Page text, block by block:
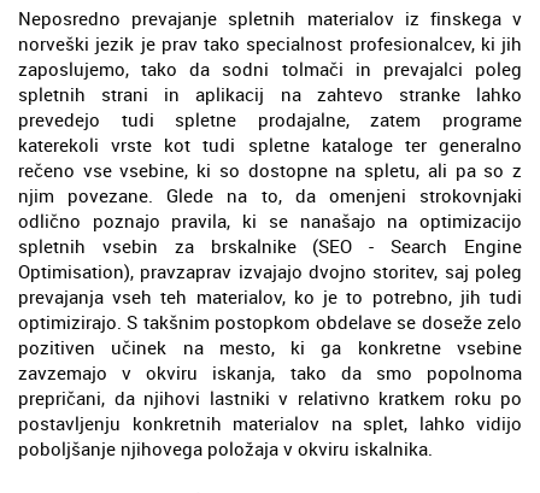
Neposredno prevajanje spletnih materialov iz finskega v
norveški jezik je prav tako specialnost profesionalcev, ki jih
zaposlujemo, tako da sodni tolmači in prevajalci poleg
spletnih strani in aplikacij na zahtevo stranke lahko
prevedejo tudi spletne prodajalne, zatem programe
katerekoli vrste kot tudi spletne kataloge ter generalno
rečeno vse vsebine, ki so dostopne na spletu, ali pa so z
njim povezane. Glede na to, da omenjeni strokovnjaki
odlično poznajo pravila, ki se nanašajo na optimizacijo
spletnih vsebin za brskalnike (SEO - Search Engine
Optimisation), pravzaprav izvajajo dvojno storitev, saj poleg
prevajanja vseh teh materialov, ko je to potrebno, jih tudi
optimizirajo. S takšnim postopkom obdelave se doseže zelo
pozitiven učinek na mesto, ki ga konkretne vsebine
zavzemajo v okviru iskanja, tako da smo popolnoma
prepričani, da njihovi lastniki v relativno kratkem roku po
postavljenju konkretnih materialov na splet, lahko vidijo
poboljšanje njihovega položaja v okviru iskalnika.